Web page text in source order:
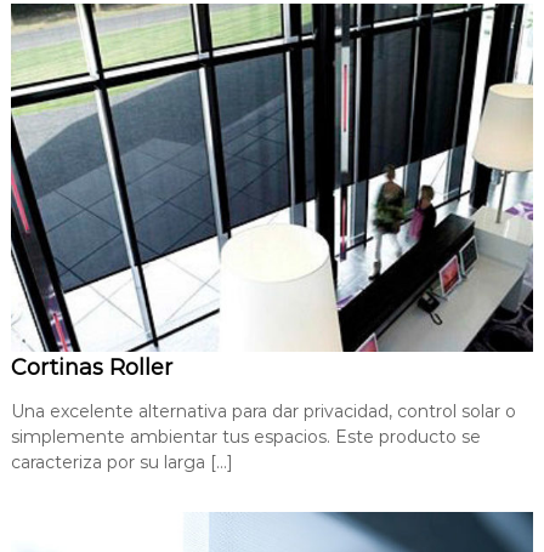
Cortinas Roller
Una excelente alternativa para dar privacidad, control solar o
simplemente ambientar tus espacios. Este producto se
caracteriza por su larga […]